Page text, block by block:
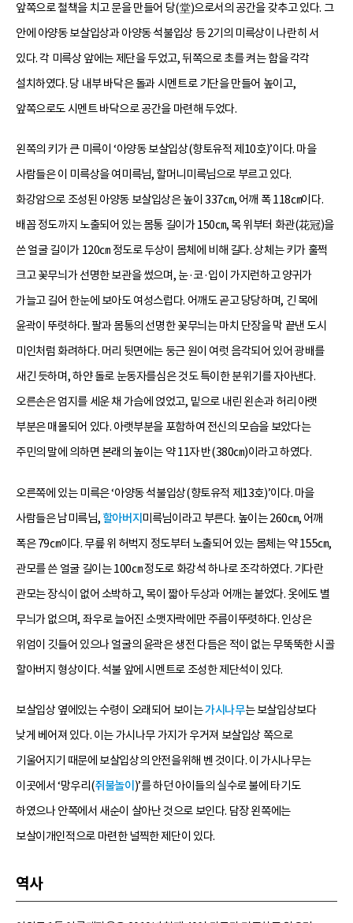
앞쪽으로 철책을 치고 문을 만들어 당(堂)으로서의 공간을 갖추고 있다. 그
안에 아양동 보살입상과 아양동 석불입상 등 2기의 미륵상이 나란히 서
있다. 각 미륵상 앞에는 제단을 두었고, 뒤쪽으로 초를 켜는 함을 각각
설치하였다. 당 내부 바닥은 돌과 시멘트로 기단을 만들어 높이고,
앞쪽으로도 시멘트 바닥으로 공간을 마련해 두었다.
왼쪽의 키가 큰 미륵이 ‘아양동 보살입상(향토유적 제10호)’이다. 마을
사람들은 이 미륵상을 여미륵님, 할머니미륵님으로 부르고 있다.
화강암으로 조성된 아양동 보살입상은 높이 337㎝, 어깨 폭 118㎝이다.
배꼽 정도까지 노출되어 있는 몸통 길이가 150㎝, 목 위부터 화관(花冠)을
쓴 얼굴 길이가 120㎝ 정도로 두상이 몸체에 비해 길다. 상체는 키가 훌쩍
크고 꽃무늬가 선명한 보관을 썼으며, 눈·코·입이 가지런하고 양귀가
가늘고 길어 한눈에 보아도 여성스럽다. 어깨도 곧고 당당하며, 긴 목에
윤곽이 뚜렷하다. 팔과 몸통의 선명한 꽃무늬는 마치 단장을 막 끝낸 도시
미인처럼 화려하다. 머리 뒷면에는 둥근 원이 여럿 음각되어 있어 광배를
새긴 듯하며, 하얀 돌로 눈동자를심은 것도 특이한 분위기를 자아낸다.
오른손은 엄지를 세운 채 가슴에 얹었고, 밑으로 내린 왼손과 허리 아랫
부분은 매몰되어 있다. 아랫부분을 포함하여 전신의 모습을 보았다는
주민의 말에 의하면 본래의 높이는 약 11자 반(380㎝)이라고 하였다.
오른쪽에 있는 미륵은 ‘아양동 석불입상(향토유적 제13호)’이다. 마을
사람들은 남미륵님, 할아버지 미륵님이라고 부른다. 높이는 260㎝, 어깨
폭은 79㎝이다. 무릎 위 허벅지 정도부터 노출되어 있는 몸체는 약 155㎝,
관모를 쓴 얼굴 길이는 100㎝ 정도로 화강석 하나로 조각하였다. 기다란
관모는 장식이 없어 소박하고, 목이 짧아 두상과 어깨는 붙었다. 옷에도 별
무늬가 없으며, 좌우로 늘어진 소맷자락에만 주름이뚜렷하다. 인상은
위엄이 깃들어 있으나 얼굴의 윤곽은 생전 다듬은 적이 없는 무뚝뚝한 시골
할아버지 형상이다. 석불 앞에 시멘트로 조성한 제단석이 있다.
보살입상 옆에있는 수령이 오래되어 보이는가시나무는 보살입상보다
낮게 베어져 있다. 이는 가시나무 가지가 우거져 보살입상 쪽으로
기울어지기 때문에 보살입상의 안전을위해 벤 것이다. 이 가시나무는
이곳에서 ‘망우리(쥐불놀이 )’를 하던 아이들의 실수로 불에 타기도
하였으나 안쪽에서 새순이 살아난 것으로 보인다. 담장 왼쪽에는
보살이개인적으로 마련한 널찍한 제단이 있다.
역사